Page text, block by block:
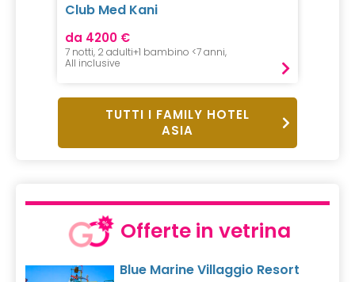
Club Med Kani
da 4200 €
7 notti, 2 adulti+1 bambino <7 anni,
All inclusive
TUTTI I FAMILY HOTEL
ASIA
Offerte in vetrina
Blue Marine Villaggio Resort